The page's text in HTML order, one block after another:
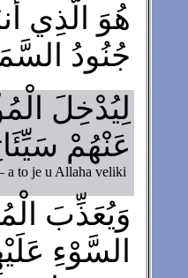
هُوَ الَّذِي
جُنُودُ
لِيُدْخِلَ
عَنْهُمْ
a to je u Allaha veliki
وَيُعَذِّبَ
السَّوْءِ